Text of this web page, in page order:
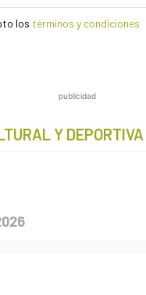
los términos y condiciones
publicidad
Y DEPORTIVA